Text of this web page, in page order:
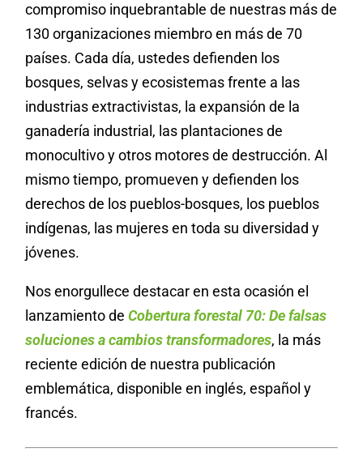
compromiso inquebrantable de nuestras más de
130 organizaciones miembro en más de 70
países. Cada día, ustedes defienden los
bosques, selvas y ecosistemas frente a las
industrias extractivistas, la expansión de la
ganadería industrial, las plantaciones de
monocultivo y otros motores de destrucción. Al
mismo tiempo, promueven y defienden los
derechos de los pueblos-bosques, los pueblos
indígenas, las mujeres en toda su diversidad y
jóvenes.
Nos enorgullece destacar en esta ocasión el
lanzamiento deCobertura forestal 70: De falsas
soluciones a cambios transformadores, la más
reciente edición de nuestra publicación
emblemática, disponible en inglés, español y
francés.